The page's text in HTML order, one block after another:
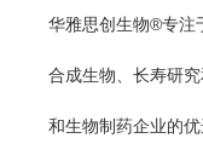
华雅思创生物®专注
合成生物、长寿研
和生物制药企业的